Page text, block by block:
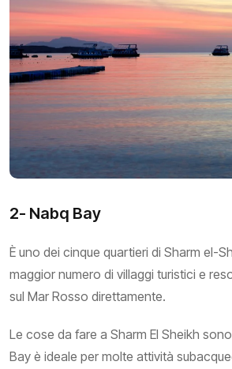
2- Nabq Bay
È uno dei cinque quartieri di Sharm el-
maggior numero di villaggi turistici e
sul Mar Rosso direttamente.
Le cose da fare a Sharm El Sheikh
Bay è ideale per molte attività